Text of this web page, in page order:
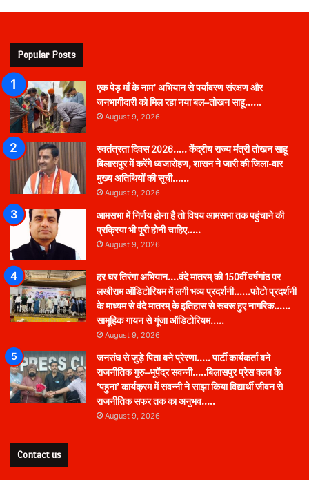
Popular Posts
एक पेड़ माँ के नाम’ अभियान से पर्यावरण संरक्षण और
जनभागीदारी को मिल रहा नया बल–तोखन साहू……
August 9, 2026
स्वतंत्रता दिवस 2026….. केंद्रीय राज्य मंत्री तोखन साहू
बिलासपुर में करेंगे ध्वजारोहण, शासन ने जारी की जिला-वार
मुख्य अतिथियों की सूची……
August 9, 2026
आमसभा में निर्णय होना है तो विषय आमसभा तक पहुंचाने की
प्रक्रिया भी पूरी होनी चाहिए…..
August 9, 2026
हर घर तिरंगा अभियान….वंदे मातरम् की 150वीं वर्षगांठ पर
लखीराम ऑडिटोरियम में लगी भव्य प्रदर्शनी……फोटो प्रदर्शनी
के माध्यम से वंदे मातरम् के इतिहास से रूबरू हुए नागरिक……
सामूहिक गायन से गूंजा ऑडिटोरियम…..
August 9, 2026
जनसंघ से जुड़े पिता बने प्रेरणा….. पार्टी कार्यकर्ता बने
राजनीतिक गुरु–भूपेंद्र सवन्नी…..बिलासपुर प्रेस क्लब के
‘पहुना’ कार्यक्रम में सवन्नी ने साझा किया विद्यार्थी जीवन से
राजनीतिक सफर तक का अनुभव…..
August 9, 2026
Contact us